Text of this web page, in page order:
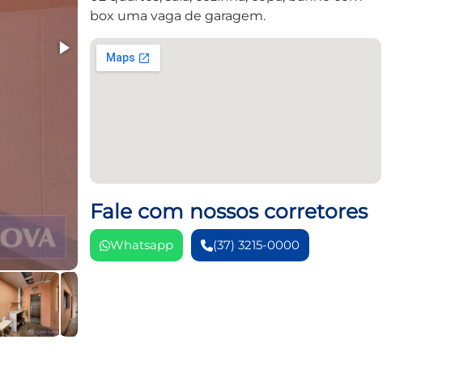
box uma vaga de garagem.
Fale com nossos corretores
Whatsapp (37) 3215-0000